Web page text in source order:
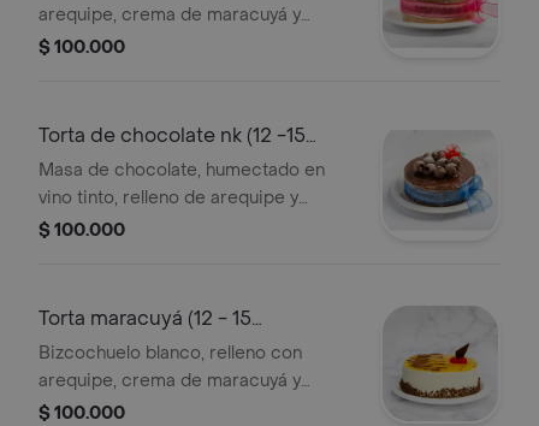
arequipe, crema de maracuyá y
chocolate, sin cubierta de crema,
verificar tamano del producto
$ 100.000
Torta de chocolate nk (12 -15
porciones)
Masa de chocolate, humectado en
vino tinto, relleno de arequipe y
nueces molidas, sin cubierta de
refrigerado. verificar tamano del
producto impreso en el empaque.
$ 100.000
Torta maracuyá (12 - 15
porciones)
Bizcochuelo blanco, relleno con
arequipe, crema de maracuyá y
chocolate, cubierta con crema y salsa
$ 100.000